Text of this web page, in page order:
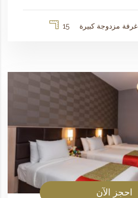
غرفة مزدوجة كبيرة 15
احجز الآن